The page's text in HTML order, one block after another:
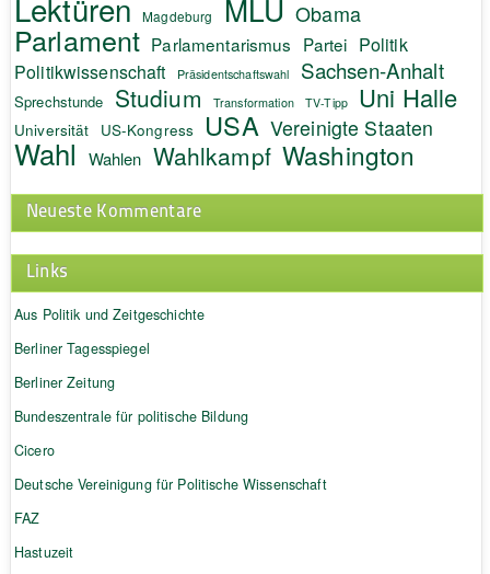
Magdeburg MLU Obama
Parlament Parlamentarismus Partei Politik
Politikwissenschaft Präsidentschaftswahl Sachsen-Anhalt
Sprechstunde Studium Transformation TV-Tipp Uni Halle
Universität US-Kongress USA Vereinigte Staaten
Wahl Wahlen Wahlkampf Washington
Neueste Kommentare
Links
Aus Politik und Zeitgeschichte
Berliner Tagesspiegel
Berliner Zeitung
Bundeszentrale für politische Bildung
Cicero
Deutsche Vereinigung für Politische Wissenschaft
FAZ
Hastuzeit